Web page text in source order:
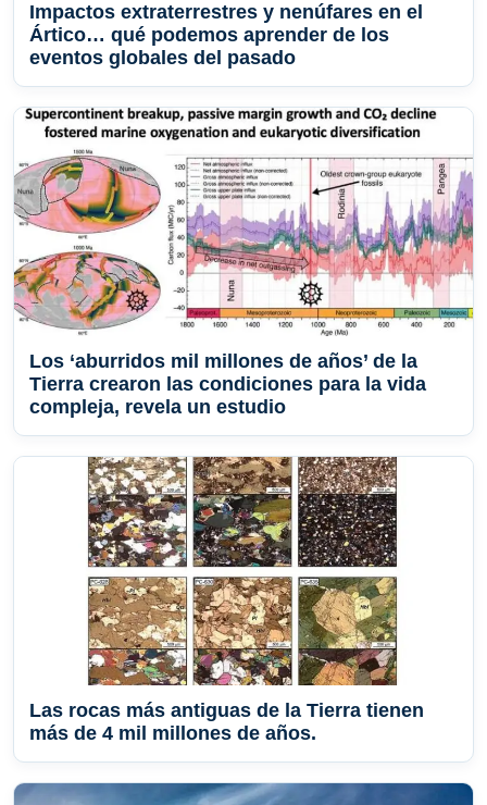
Impactos extraterrestres y nenúfares en el
Ártico… qué podemos aprender de los
eventos globales del pasado
Los ‘aburridos mil millones de años’ de la
Tierra crearon las condiciones para la vida
compleja, revela un estudio
Las rocas más antiguas de la Tierra tienen
más de 4 mil millones de años.